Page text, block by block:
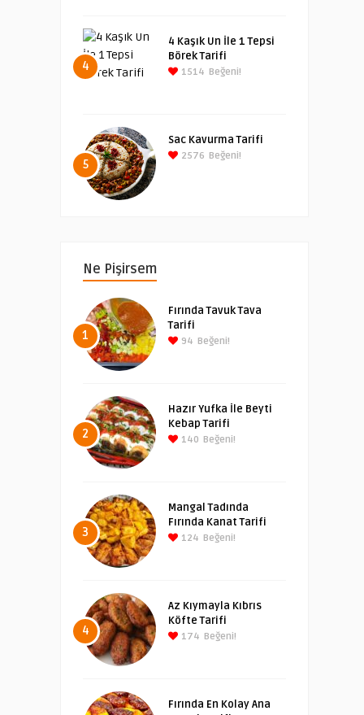
4
4 Kaşık Un İle 1 Tepsi
Börek Tarifi
1514 Beğeni!
5
Sac Kavurma Tarifi
2576 Beğeni!
Ne Pişirsem
1
Fırında Tavuk Tava
Tarifi
94 Beğeni!
2
Hazır Yufka İle Beyti
Kebap Tarifi
140 Beğeni!
3
Mangal Tadında
Fırında Kanat Tarifi
124 Beğeni!
4
Az Kıymayla Kıbrıs
Köfte Tarifi
174 Beğeni!
Fırında En Kolay Ana